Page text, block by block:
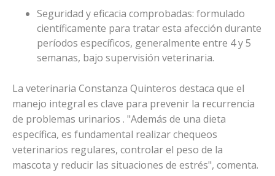
Seguridad y eficacia comprobadas: formulado
científicamente para tratar esta afección durante
períodos específicos, generalmente entre 4 y 5
semanas, bajo supervisión veterinaria.
La veterinaria Constanza Quinteros destaca que el
manejo integral es clave para prevenir la recurrencia
de problemas urinarios . "Además de una dieta
específica, es fundamental realizar chequeos
veterinarios regulares, controlar el peso de la
mascota y reducir las situaciones de estrés", comenta.